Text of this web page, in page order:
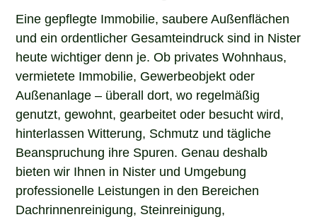
Eine gepflegte Immobilie, saubere Außenflächen
und ein ordentlicher Gesamteindruck sind in Nister
heute wichtiger denn je. Ob privates Wohnhaus,
vermietete Immobilie, Gewerbeobjekt oder
Außenanlage – überall dort, wo regelmäßig
genutzt, gewohnt, gearbeitet oder besucht wird,
hinterlassen Witterung, Schmutz und tägliche
Beanspruchung ihre Spuren. Genau deshalb
bieten wir Ihnen in Nister und Umgebung
professionelle Leistungen in den Bereichen
Dachrinnenreinigung, Steinreinigung,